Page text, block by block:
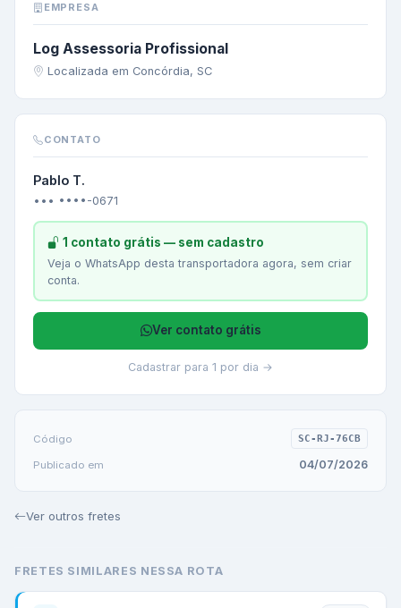
EMPRESA
Log Assessoria Profissional
Localizada em Concórdia, SC
CONTATO
Pablo T.
••• ••••-0671
1 contato grátis — sem cadastro
Veja o WhatsApp desta transportadora agora, sem criar
conta.
Ver contato grátis
Cadastrar para 1 por dia →
Código SC-RJ-76CB
Publicado em 04/07/2026
Ver outros fretes
FRETES SIMILARES NESSA ROTA